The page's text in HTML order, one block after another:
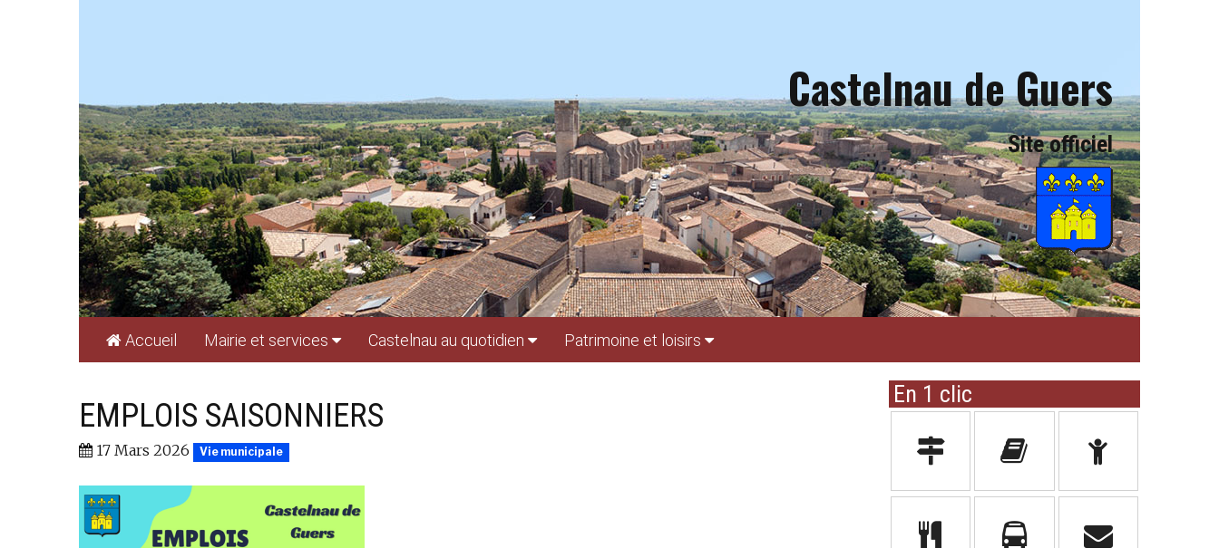
Castelnau de Guers
Site officiel
Accueil Mairie et services Castelnau au quotidien Patrimoine et loisirs
EMPLOIS SAISONNIERS
17 Mars 2026 Vie municipale
En 1 clic